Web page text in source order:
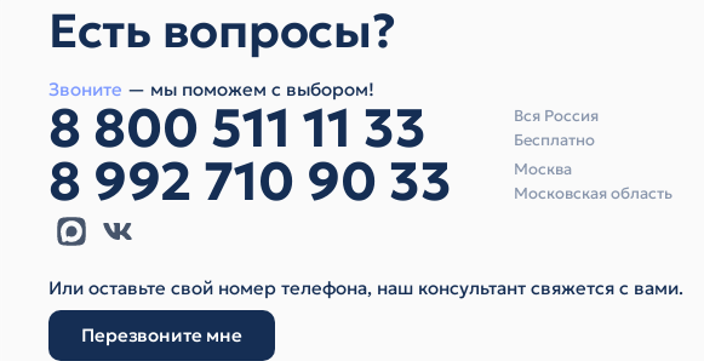
Есть вопросы?
Звоните — мы поможем с выбором!
8 800 511 11 33
Вся Россия
Бесплатно
8 992 710 90 33
Москва
Московская область
Или оставьте свой номер телефона, наш консультант свяжется с вами.
Перезвоните мне